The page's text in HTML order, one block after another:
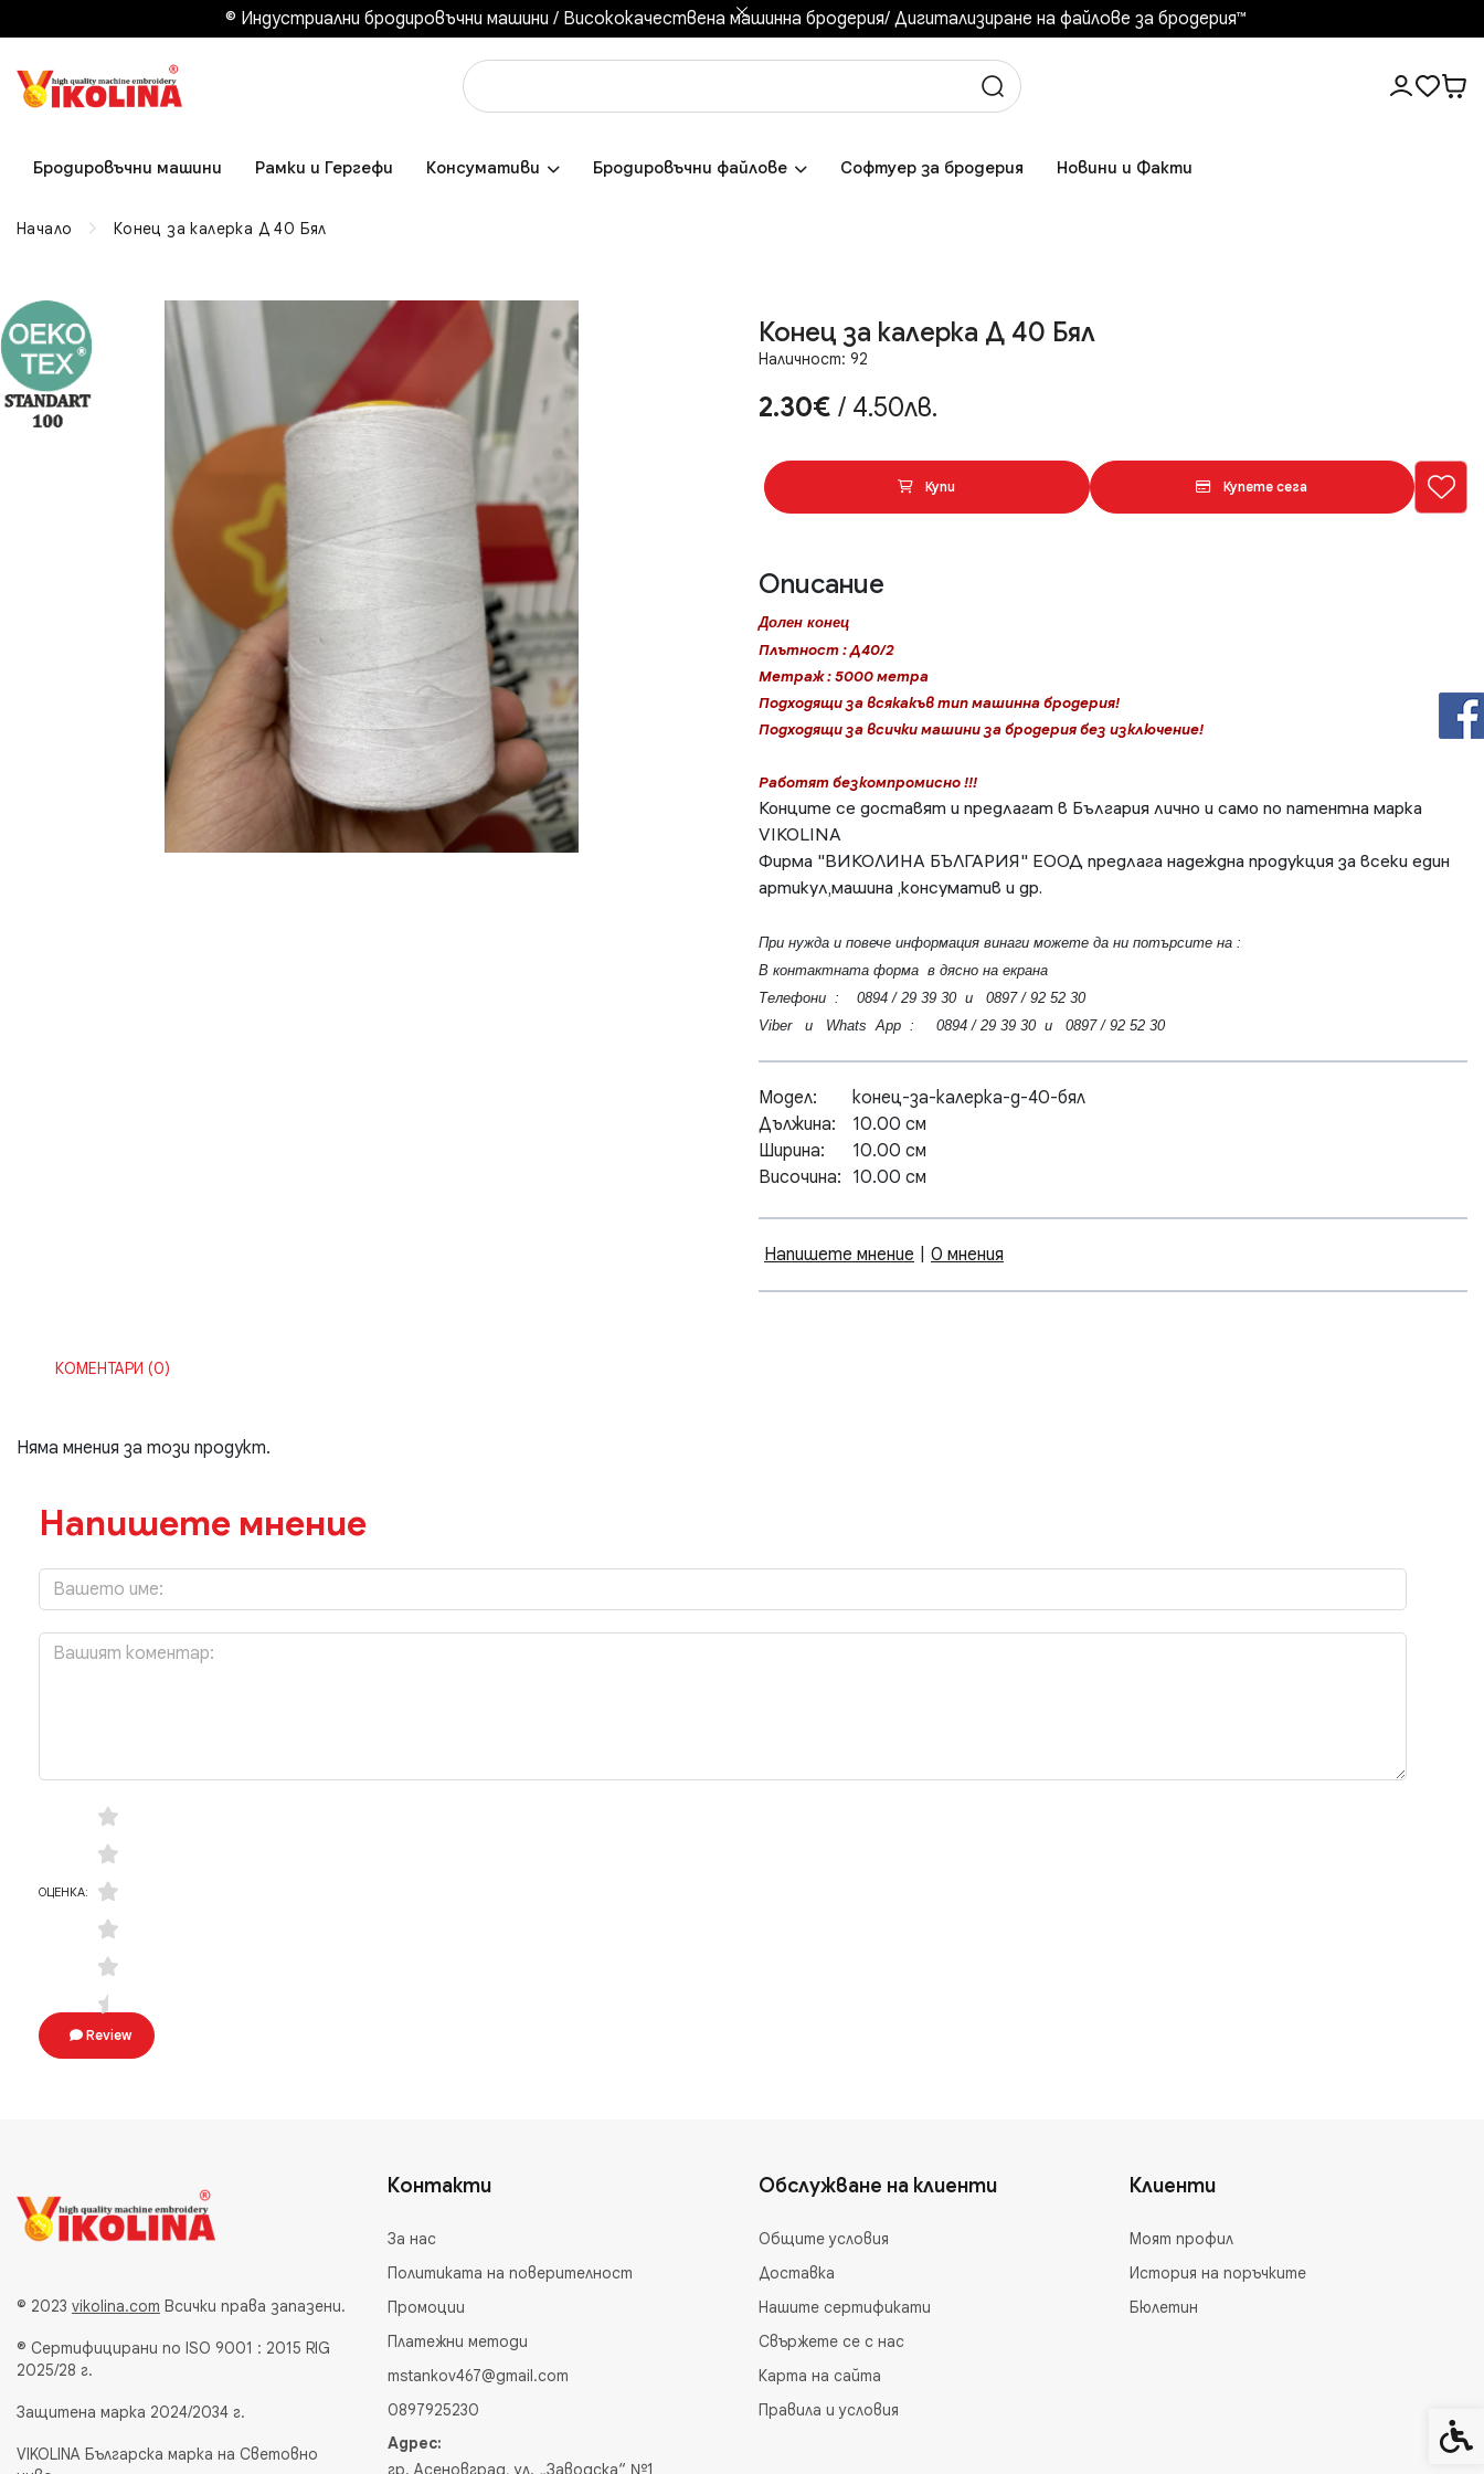
© Индустриални бродировъчни машини / Висококачествена машинна бродерия/ Дигитализиране на файлове за бродерия™️
Бродировъчни машини Рамки и Гергефи Консумативи Бродировъчни файлове Софтуер за бродерия Новини и Факти
Начало Конец за калерка Д 40 Бял
Конец за калерка Д 40 Бял
Наличност: 92
2.30€ / 4.50лв.
Купи Купете сега
Описание
Долен конец
Плътност : Д40/2
Метраж : 5000 метра
Подходящи за всякакъв тип машинна бродерия!
Подходящи за всички машини за бродерия без изключение!
Работят безкомпромисно !!!
Конците се доставят и предлагат в България лично и само по патентна марка
VIKOLINA
Фирма "ВИКОЛИНА БЪЛГАРИЯ" ЕООД предлага надеждна продукция за всеки един
артикул,машина ,консуматив и др.
При нужда и повече информация винаги можете да ни потърсите на :
В контактната форма в дясно на екрана
Телефони : 0894 / 29 39 30 и 0897 / 92 52 30
Viber и Whats App : 0894 / 29 39 30 и 0897 / 92 52 30
Модел:
конец-за-калерка-д-40-бял
Дължина:
10.00 см
Ширина:
10.00 см
Височина: 10.00 см
Напишете мнение 0 мнения
КОМЕНТАРИ (0)
Няма мнения за този продукт.
Напишете мнение
ОЦЕНКА:
Review
© 2023 vikolina.com Всички права запазени.
® Сертифицирани по ISO 9001 : 2015 RIG
2025/28 г.
Защитена марка 2024/2034 г.
VIKOLINA Българска марка на Световно
Контакти
За нас
Политиката на поверителност
Промоции
Платежни методи
mstankov467@gmail.com
0897925230
Адрес:
гр. Асеновград, ул. „Заводска“ №1
Обслужване на клиенти
Общите условия
Доставка
Нашите сертификати
Свържете се с нас
Карта на сайта
Правила и условия
Клиенти
Моят профил
История на поръчките
Бюлетин